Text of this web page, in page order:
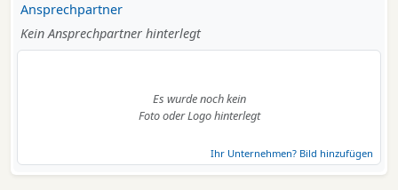
Ansprechpartner
Kein Ansprechpartner hinterlegt
Es wurde noch kein
Foto oder Logo hinterlegt
Ihr Unternehmen? Bild hinzufügen